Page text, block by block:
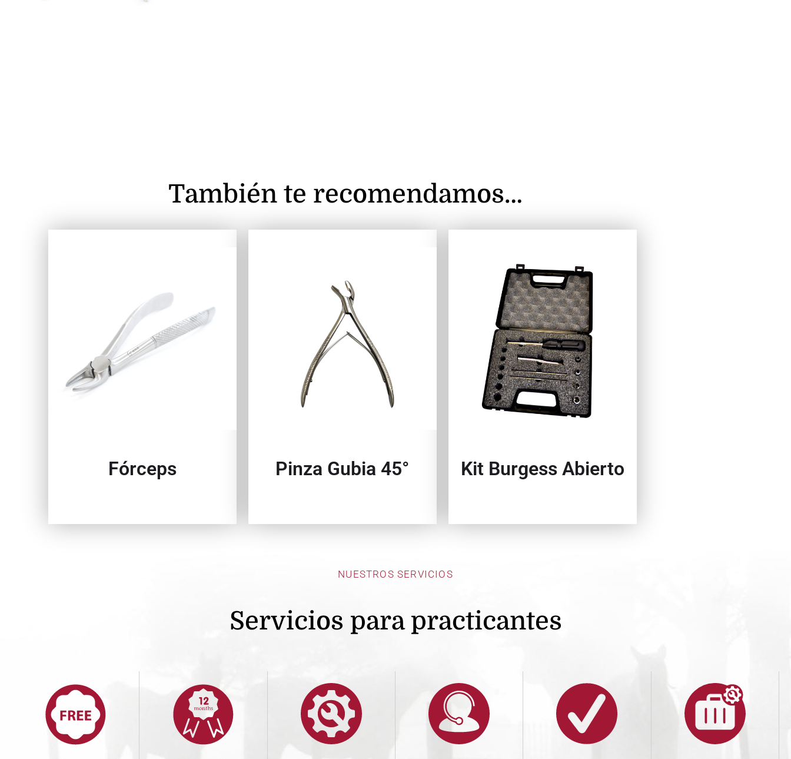
También te recomendamos…
Fórceps Pinza Gubia 45° Kit Burgess Abierto
NUESTROS SERVICIOS
Servicios para practicantes